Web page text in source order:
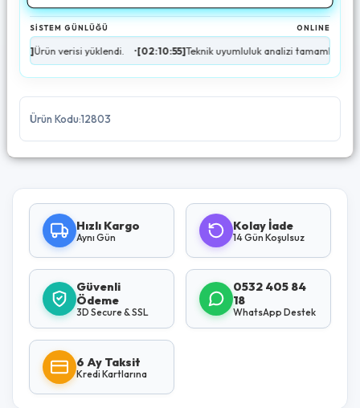
SİSTEM GÜNLÜĞÜ ONLINE
verisi yüklendi. •[02:10:55]Teknik uyumluluk analizi tamamlandı. •
Ürün Kodu:12803
Hızlı Kargo
Aynı Gün
Kolay İade
14 Gün Koşulsuz
Güvenli
Ödeme
3D Secure & SSL
0532 405 84
18
WhatsApp Destek
6 Ay Taksit
Kredi Kartlarına